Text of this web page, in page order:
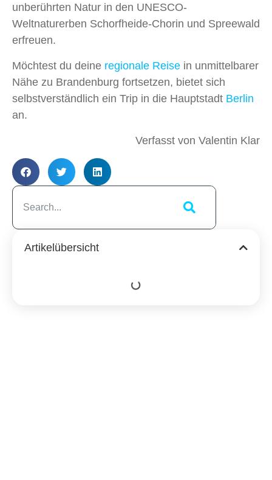
unberührten Natur in den UNESCO-
Weltnaturerben Schorfheide-Chorin und Spreewald
erfreuen.
Möchtest du deine regionale Reise in unmittelbarer
Nähe zu Brandenburg fortsetzen, bietet sich
selbstverständlich ein Trip in die Hauptstadt Berlin
an.
Verfasst von Valentin Klar
Artikelübersicht